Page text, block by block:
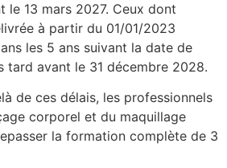
le 13 mars 2027. Ceux dont
à partir du 01/01/2023
les 5 ans suivant la date de
tard avant le 31 décembre 2028.
de ces délais, les professionnels
corporel et du maquillage
la formation complète de 3